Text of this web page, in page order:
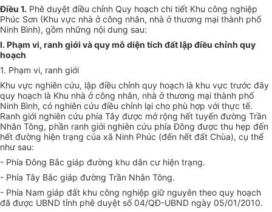
Điều 1. Phê duyệt điều chỉnh Quy hoạch chi tiết Khu công nghiệp
Phúc Sơn (Khu vực nhà ở công nhân, nhà ở thương mại thành phố
Ninh Bình), gồm những nội dung sau:
I. Phạm vi, ranh giới và quy mô diện tích đất lập điều chỉnh quy
hoạch
1. Phạm vi, ranh giới
Khu vực nghiên cứu, lập điều chỉnh quy hoạch là khu vực trước đây
quy hoạch là Khu nhà ở công nhân, nhà ở thương mại thành phố
Ninh Bình, có nghiên cứu điều chỉnh lại cho phù hợp với thực tế.
Ranh giới nghiên cứu phía Tây được mở rộng hết tuyến đường Trần
Nhân Tông, phần ranh giới nghiên cứu phía Đông được thu hẹp đến
hết đường hiện trạng của xã Ninh Phúc (đến hết đất Chùa), cụ thể
như sau:
- Phía Đông Bắc giáp đường khu dân cư hiện trạng.
- Phía Tây Bắc giáp đường Trần Nhân Tông.
- Phía Nam giáp đất khu công nghiệp giữ nguyên theo quy hoạch
đã được UBND tỉnh phê duyệt số 04/QĐ-UBND ngày 05/01/2010.